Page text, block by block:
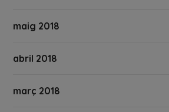
maig 2018
abril 2018
març 2018